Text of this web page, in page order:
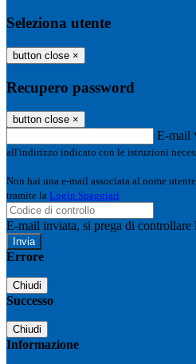
Seleziona utente
button close ×
Recupero password
button close ×
E-mail
all'indirizzo indicato con le istruzioni
Non hai una e-mail associata al nome
tramite la Login Spaggiari
E-mail inviata, si prega di controllare
Errore
Chiudi
Successo
Chiudi
Informazione